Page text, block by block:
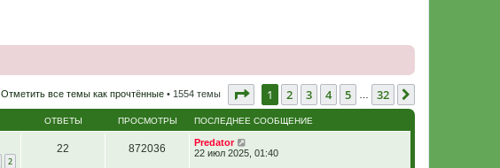
Отметить все темы как прочтённые • 1554 темы Страница1 из 32
1 2 3 4 5 32
ОТВЕТЫ ПРОСМОТРЫ ПОСЛЕДНЕЕ СООБЩЕНИЕ
2
22 872036
Predator
22 июл 2025, 01:40